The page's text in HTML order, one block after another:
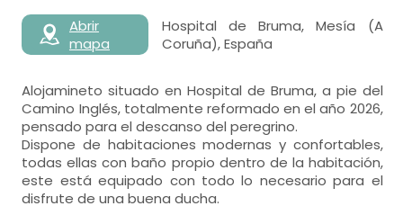
Abrir
mapa
Hospital de Bruma, Mesía (A
Coruña), España
Alojamineto situado en Hospital de Bruma, a pie del
Camino Inglés, totalmente reformado en el año 2026,
pensado para el descanso del peregrino.
Dispone de habitaciones modernas y confortables,
todas ellas con baño propio dentro de la habitación,
este está equipado con todo lo necesario para el
disfrute de una buena ducha.